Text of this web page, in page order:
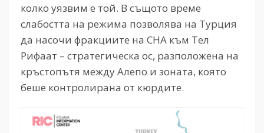
колко уязвим е той. В същото време
слабостта на режима позволява на Турция
да насочи фракциите на СНА към Тел
Рифаат – стратегическа ос, разположена на
кръстопътя между Алепо и зоната, която
беше контролирана от кюрдите.